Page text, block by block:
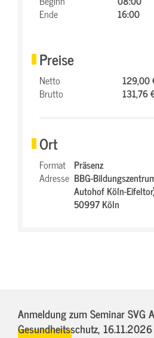
Ende
16:00
Preise
Netto
129,00
Brutto
131,76
Ort
Format Präsenz
Adresse BBG-
Autohof Köln-
50997 Köln
Anmeldung zum Seminar SVG
Gesundheitsschutz,